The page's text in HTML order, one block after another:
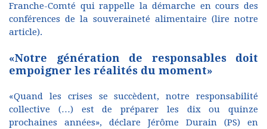
Franche-Comté qui rappelle la démarche en cours des
conférences de la souveraineté alimentaire (lire notre
article).
«Notre génération de responsables doit
empoigner les réalités du moment»
«Quand les crises se succèdent, notre responsabilité
collective (…) est de préparer les dix ou quinze
prochaines années», déclare Jérôme Durain (PS) en